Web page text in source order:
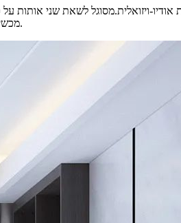
מכשירים אלקטרוניים שונים.